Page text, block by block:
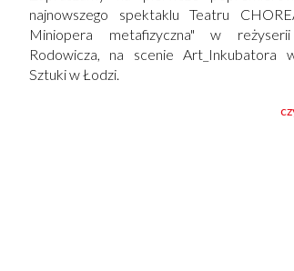
najnowszego spektaklu Teatru
Miniopera metafizyczna" w reżyserii
Rodowicza, na scenie Art_Inkubatora
Sztuki w Łodzi.